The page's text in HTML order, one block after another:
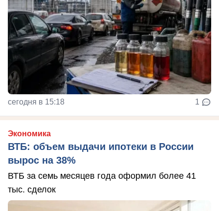
сегодня в 15:18 1
Экономика
ВТБ: объем выдачи ипотеки в России
вырос на 38%
ВТБ за семь месяцев года оформил более 41
тыс. сделок